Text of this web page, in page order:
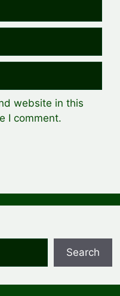
website in this
I comment.
Search